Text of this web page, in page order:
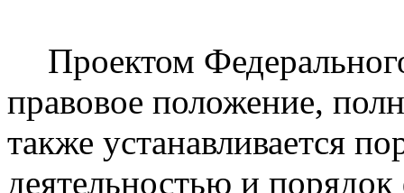
Проектом
правовое положение,
также устанавливается
деятельностью и